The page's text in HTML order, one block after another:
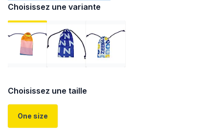
Choisissez une variante
Choisissez une taille
One size